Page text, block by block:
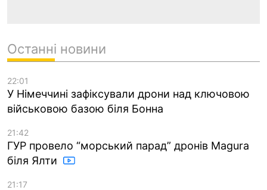
Останні новини
22:01
У Німеччині зафіксували дрони над ключовою
військовою базою біля Бонна
21:42
ГУР провело “морський парад” дронів Magura
біля Ялти
21:17